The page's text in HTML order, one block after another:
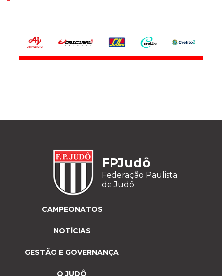
FPJudô
Federação Paulista
de Judô
CAMPEONATOS
NOTÍCIAS
GESTÃO E GOVERNANÇA
O JUDÔ